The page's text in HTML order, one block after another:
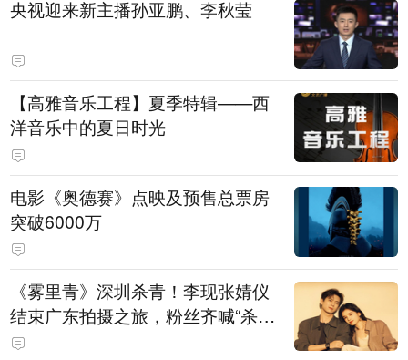
央视迎来新主播孙亚鹏、李秋莹
【高雅音乐工程】夏季特辑——西
洋音乐中的夏日时光
电影《奥德赛》点映及预售总票房
突破6000万
《雾里青》深圳杀青！李现张婧仪
结束广东拍摄之旅，粉丝齐喊“杀青
快乐”